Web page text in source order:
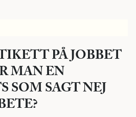
PÅ JOBBET
MAN EN
SOM SAGT NEJ